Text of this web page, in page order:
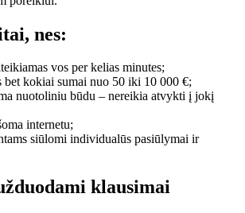
nes:
vos per kelias minutes;
bet kokiai sumai nuo 50 iki 10 000 €;
nuotoliniu būdu – nereikia atvykti į jokį
internetu;
siūlomi individualūs pasiūlymai ir
klausimai